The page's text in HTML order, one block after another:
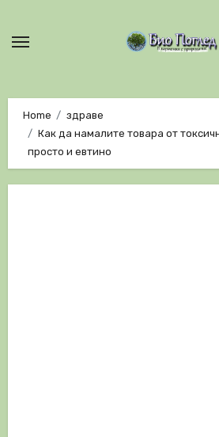
Home
здраве
Как да намалите товара от
просто и евтино